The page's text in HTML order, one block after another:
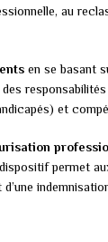
au
en se basant
et
permet